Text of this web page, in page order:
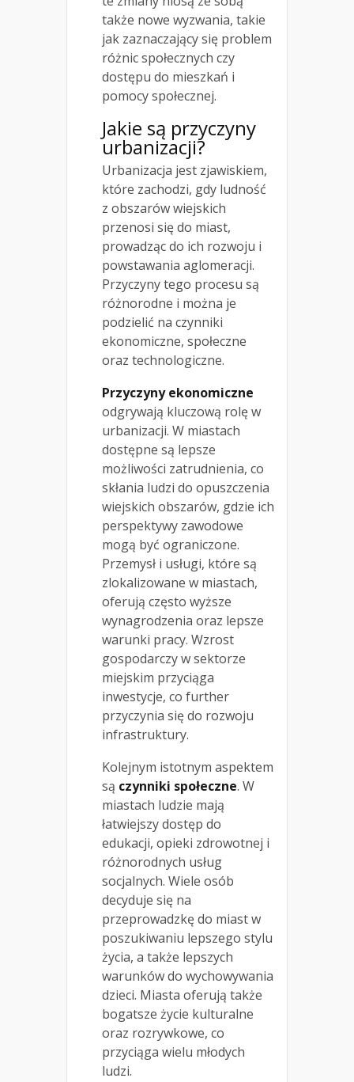
także nowe wyzwania, takie
jak zaznaczający się problem
różnic społecznych czy
dostępu do mieszkań i
pomocy społecznej.
Jakie są przyczyny
urbanizacji?
Urbanizacja jest zjawiskiem,
które zachodzi, gdy ludność
z obszarów wiejskich
przenosi się do miast,
prowadząc do ich rozwoju i
powstawania aglomeracji.
Przyczyny tego procesu są
różnorodne i można je
podzielić na czynniki
ekonomiczne, społeczne
oraz technologiczne.
Przyczyny ekonomiczne
odgrywają kluczową rolę w
urbanizacji. W miastach
dostępne są lepsze
możliwości zatrudnienia, co
skłania ludzi do opuszczenia
wiejskich obszarów, gdzie ich
perspektywy zawodowe
mogą być ograniczone.
Przemysł i usługi, które są
zlokalizowane w miastach,
oferują często wyższe
wynagrodzenia oraz lepsze
warunki pracy. Wzrost
gospodarczy w sektorze
miejskim przyciąga
inwestycje, co further
przyczynia się do rozwoju
infrastruktury.
Kolejnym istotnym aspektem
są czynniki społeczne. W
miastach ludzie mają
łatwiejszy dostęp do
edukacji, opieki zdrowotnej i
różnorodnych usług
socjalnych. Wiele osób
decyduje się na
przeprowadzkę do miast w
poszukiwaniu lepszego stylu
życia, a także lepszych
warunków do wychowywania
dzieci. Miasta oferują także
bogatsze życie kulturalne
oraz rozrywkowe, co
przyciąga wielu młodych
ludzi.